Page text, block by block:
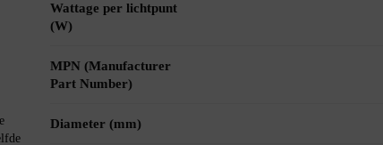
Wattage per lichtpunt
(W)
MPN (Manufacturer
Part Number)
Diameter (mm)